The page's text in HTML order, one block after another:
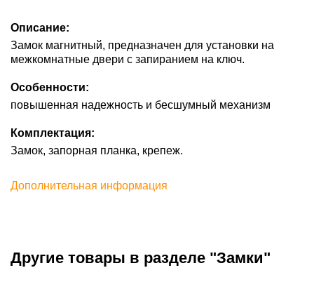
Описание:
Замок магнитный, предназначен для установки на
межкомнатные двери с запиранием на ключ.
Особенности:
повышенная надежность и бесшумный механизм
Комплектация:
Замок, запорная планка, крепеж.
Дополнительная информация
Другие товары в разделе "Замки"